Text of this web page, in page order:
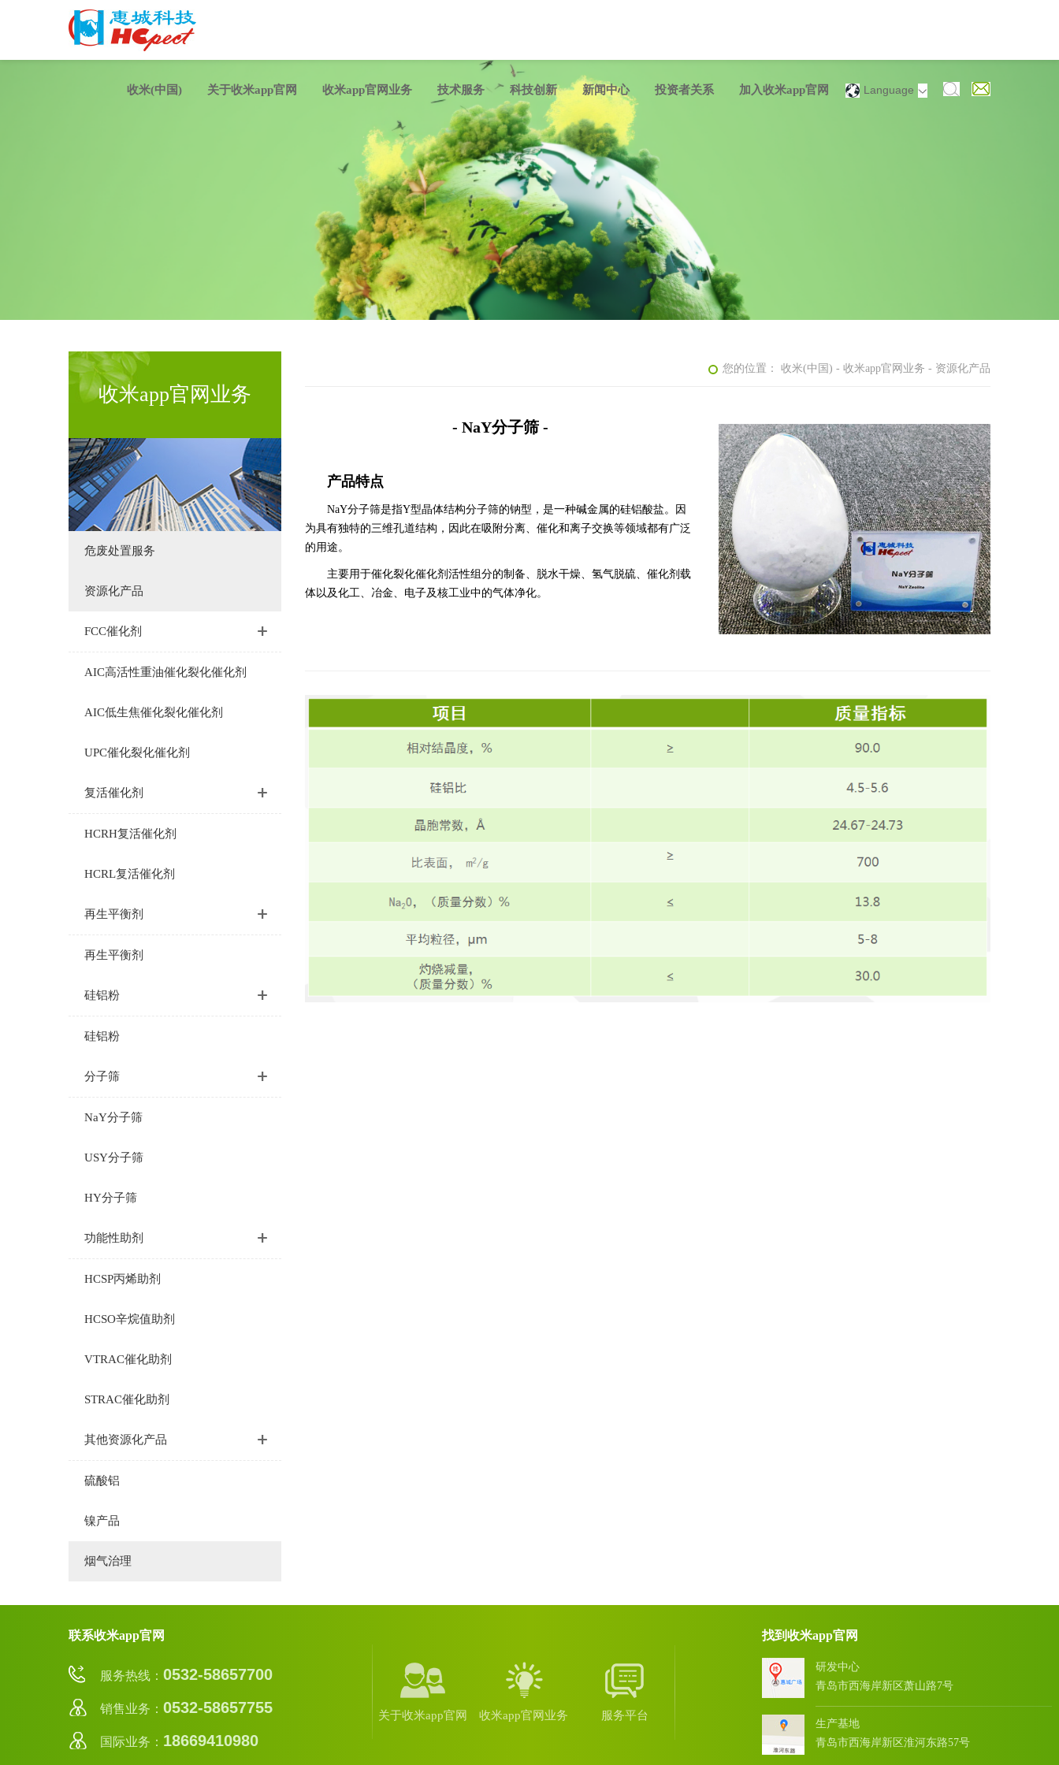
收米(中国) 关于收米app官网 收米app官网业务 技术服务 科技创新 新闻中心 投资者关系 加入收米app官网 Language
收米app官网业务
危废处置服务
资源化产品
FCC催化剂
AIC高活性重油催化裂化催化剂
AIC低生焦催化裂化催化剂
UPC催化裂化催化剂
复活催化剂
HCRH复活催化剂
HCRL复活催化剂
再生平衡剂
再生平衡剂
硅铝粉
硅铝粉
分子筛
NaY分子筛
USY分子筛
HY分子筛
功能性助剂
HCSP丙烯助剂
HCSO辛烷值助剂
VTRAC催化助剂
STRAC催化助剂
其他资源化产品
硫酸铝
镍产品
烟气治理
您的位置： 收米(中国) - 收米app官网业务 - 资源化产品
- NaY分子筛 -
产品特点
NaY分子筛是指Y型晶体结构分子筛的钠型，是一种碱金属的硅铝酸盐。因
为具有独特的三维孔道结构，因此在吸附分离、催化和离子交换等领域都有广泛
的用途。
主要用于催化裂化催化剂活性组分的制备、脱水干燥、氢气脱硫、催化剂载
体以及化工、冶金、电子及核工业中的气体净化。
联系收米app官网
服务热线： 0532-58657700
销售业务： 0532-58657755
国际业务： 18669410980
关于收米app官网 收米app官网业务 服务平台
找到收米app官网
研发中心
青岛市西海岸新区萧山路7号
生产基地
青岛市西海岸新区淮河东路57号